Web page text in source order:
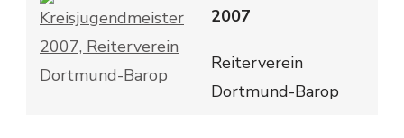
2007
Reiterverein
Dortmund-Barop